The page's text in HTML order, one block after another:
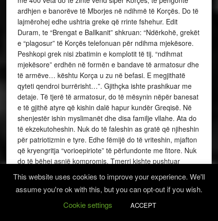
ardhjen e banorëve të Mborjes në ndihmë të Korçës. Do të
lajmërohej edhe ushtria greke që rrinte fshehur. Edit
Duram, te “Brengat e Ballkanit” shkruan: “Ndërkohë, grekët
e “plagosur” të Korçës telefonuan për ndihma mjekësore.
Peshkopi grek nisi zbatimin e komplotit të tij. “ndihmat
mjekësore” erdhën në formën e bandave të armatosur dhe
të armëve… kështu Korça u zu në befasi. E megjithatë
qyteti qendroi burrërisht…”. Gjithçka ishte prashikuar me
detaje. Të tjerë të armatosur, do të mësynin nëpër banesat
e të gjithë atyre që kishin dalë hapur kundër Greqisë. Në
shenjestër ishin myslimanët dhe disa familje vllahe. Ata do
të ekzekutoheshin. Nuk do të faleshin as gratë që njiheshin
për patriotizmin e tyre. Edhe fëmijë do të vriteshin, mjafton
që kryengritja “vorioepiriote” të përfundonte me fitore. Nuk
do të bëhej asnjë kompromis. Tmerri kishte pushtuar
Korçën.
XXI
Pasi la pas rojet e qeverisë, Suloja u turr drejt ndërtesës së
xhandarmërisë, ku qëndronin oficerët hollandezë. Nëse e
This website uses cookies to improve your experience. We'll
assume you're ok with this, but you can opt-out if you wish.
Cookie settings
ACCEPT